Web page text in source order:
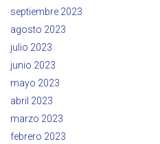
septiembre 2023
agosto 2023
julio 2023
junio 2023
mayo 2023
abril 2023
marzo 2023
febrero 2023